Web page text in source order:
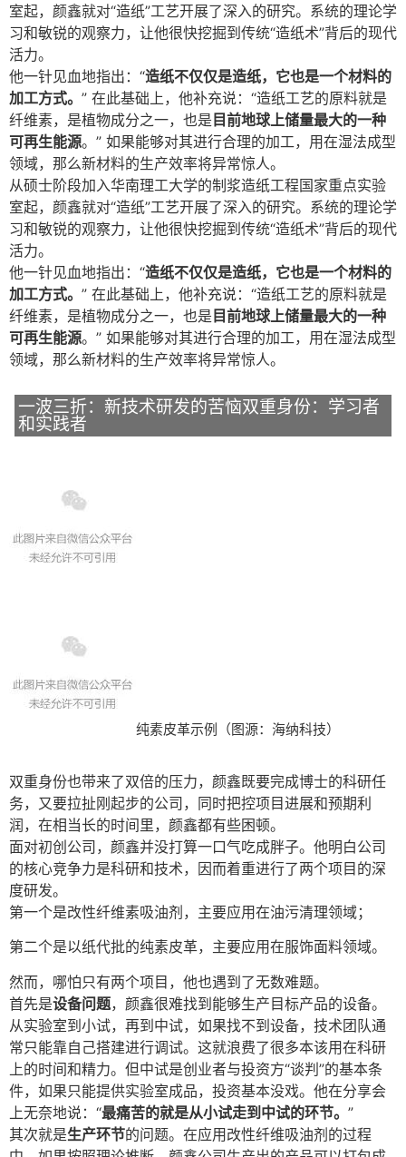
室起，颜鑫就对“造纸”工艺开展了深入的研究。系统的理论学
习和敏锐的观察力，让他很快挖掘到传统“造纸术”背后的现代
活力。
他一针见血地指出：“造纸不仅仅是造纸，它也是一个材料的
加工方式。 ” 在此基础上，他补充说：“造纸工艺的原料就是
纤维素，是植物成分之一，也是 目前地球上储量最大的一种
可再生能源。” 如果能够对其进行合理的加工，用在湿法成型
领域，那么新材料的生产效率将异常惊人。
从硕士阶段加入华南理工大学的制浆造纸工程国家重点实验
室起，颜鑫就对“造纸”工艺开展了深入的研究。系统的理论学
习和敏锐的观察力，让他很快挖掘到传统“造纸术”背后的现代
活力。
他一针见血地指出：“造纸不仅仅是造纸，它也是一个材料的
加工方式。 ” 在此基础上，他补充说：“造纸工艺的原料就是
纤维素，是植物成分之一，也是 目前地球上储量最大的一种
可再生能源。” 如果能够对其进行合理的加工，用在湿法成型
领域，那么新材料的生产效率将异常惊人。
一波三折：新技术研发的苦恼双重身份：学习者
和实践者
纯素皮革示例（图源：海纳科技）
双重身份也带来了双倍的压力，颜鑫既要完成博士的科研任
务，又要拉扯刚起步的公司，同时把控项目进展和预期利
润，在相当长的时间里，颜鑫都有些困顿。
面对初创公司，颜鑫并没打算一口气吃成胖子。他明白公司
的核心竞争力是科研和技术，因而着重进行了两个项目的深
度研发。
第一个是改性纤维素吸油剂，主要应用在油污清理领域；
第二个是以纸代批的纯素皮革，主要应用在服饰面料领域。
然而，哪怕只有两个项目，他也遇到了无数难题。
首先是设备问题，颜鑫很难找到能够生产目标产品的设备。
从实验室到小试，再到中试，如果找不到设备，技术团队通
常只能靠自己搭建进行调试。这就浪费了很多本该用在科研
上的时间和精力。但中试是创业者与投资方“谈判”的基本条
件，如果只能提供实验室成品，投资基本没戏。他在分享会
上无奈地说：“最痛苦的就是从小试走到中试的环节。 ”
其次就是生产环节的问题。在应用改性纤维吸油剂的过程